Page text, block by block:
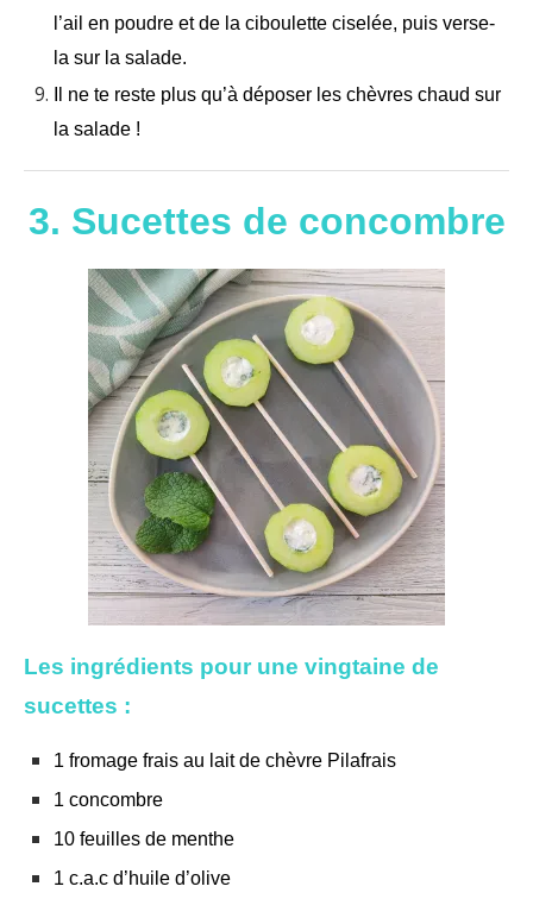
l’ail en poudre et de la ciboulette ciselée, puis verse-
la sur la salade.
Il ne te reste plus qu’à déposer les chèvres chaud sur
la salade !
3. Sucettes de concombre
Les ingrédients pour une vingtaine de
sucettes :
1 fromage frais au lait de chèvre Pilafrais
1 concombre
10 feuilles de menthe
1 c.a.c d’huile d’olive